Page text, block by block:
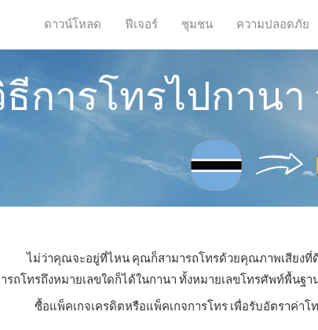
ดาวน์โหลด ฟีเจอร์ ชุมชน ความปลอดภัย
การโทรไปกาน
ไม่ว่าคุณจะอยู่ที่ไหน คุณก็สามารถโทรด้วยคุณภาพเสียงที่
ถโทรถึงหมายเลขใดก็ได้ในกานา ทั้งหมายเลขโทรศัพท์พื้นฐ
ซื้อแพ็คเกจเครดิตหรือแพ็คเกจการโทร เพื่อรับอัตราค่า